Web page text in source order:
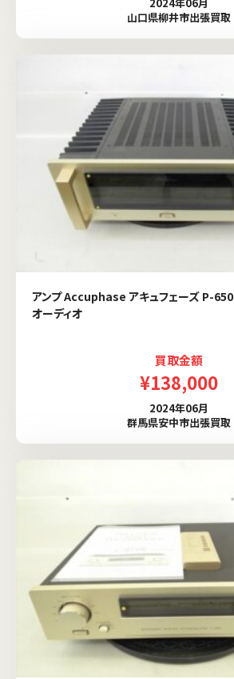
山口県柳井市出張買取
アンプ Accuphase アキュフェーズ P-650
オーディオ
買取金額
¥138,000
2024年06月
群馬県安中市出張買取